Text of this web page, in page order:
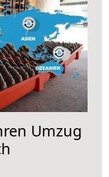
Umzug